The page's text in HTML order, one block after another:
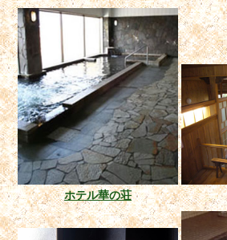
ホテル華の荘